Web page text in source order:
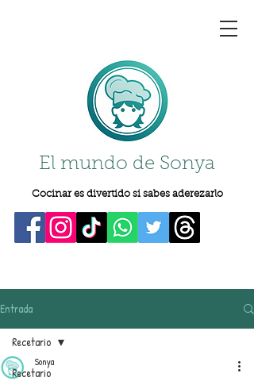
El mundo de Sonya
Cocinar es divertido si sabes aderezarlo
Entrada
Recetario
Recetario
Sonya